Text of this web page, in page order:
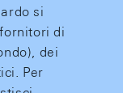
si
di
dei
Per